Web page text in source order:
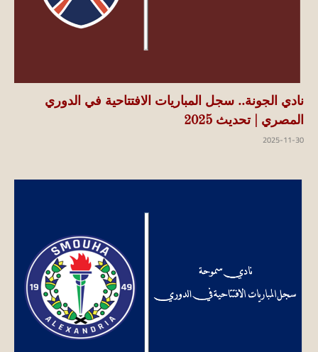
نادي الجونة.. سجل المباريات الافتتاحية في الدوري
المصري | تحديث 2025
2025-11-30